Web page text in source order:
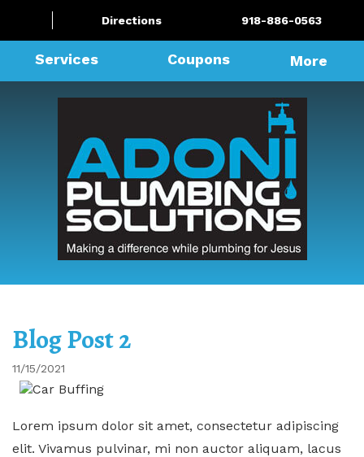
Directions 918-886-0563
Services Coupons More
Blog Post 2
11/15/2021
Lorem ipsum dolor sit amet, consectetur adipiscing
elit. Vivamus pulvinar, mi non auctor aliquam, lacus